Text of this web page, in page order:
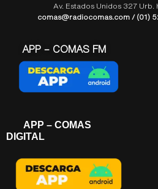
Av. Estados Unidos 327 Urb.
comas@radiocomas.com / (01)
APP – COMAS FM
APP – COMAS
DIGITAL